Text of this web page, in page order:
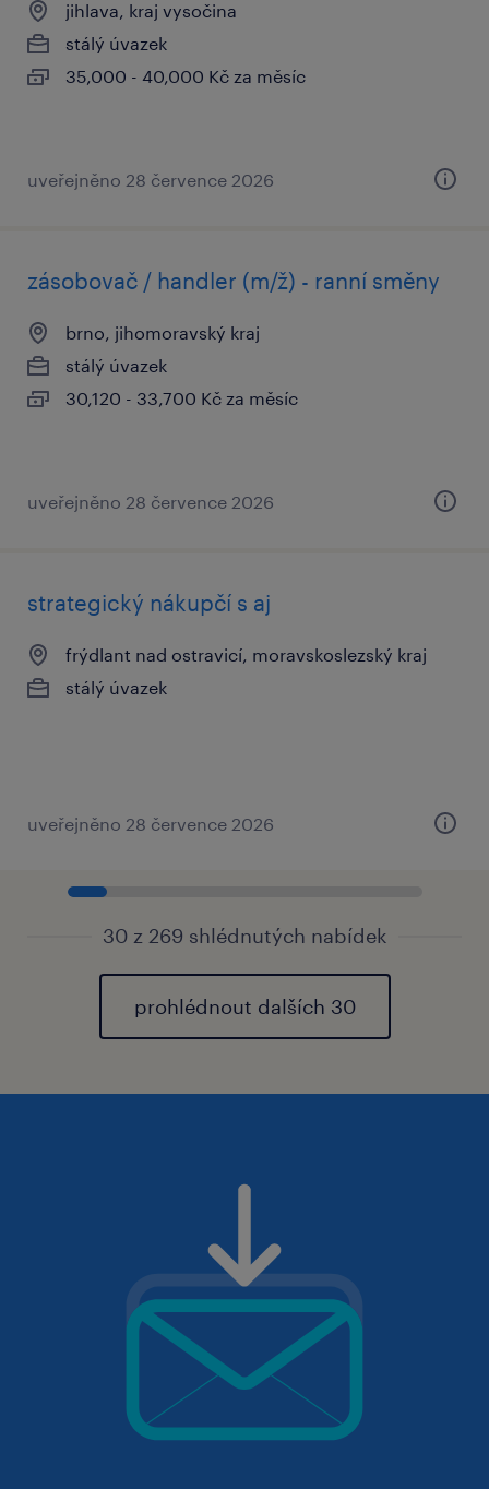
jihlava, kraj vysočina
stálý úvazek
35,000 - 40,000 Kč za měsíc
uveřejněno 28 července 2026
zásobovač / handler (m/ž) - ranní směny
brno, jihomoravský kraj
stálý úvazek
30,120 - 33,700 Kč za měsíc
uveřejněno 28 července 2026
strategický nákupčí s aj
frýdlant nad ostravicí, moravskoslezský kraj
stálý úvazek
uveřejněno 28 července 2026
30 z 269 shlédnutých nabídek
prohlédnout dalších 30